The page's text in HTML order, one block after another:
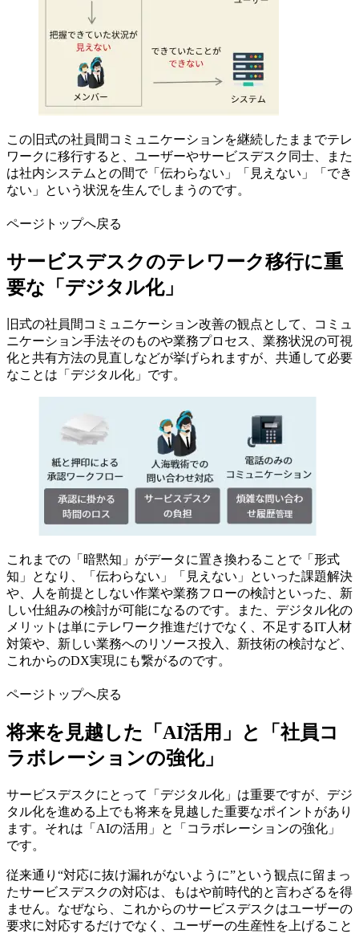
この旧式の社員間コミュニケーションを継続したままでテレ
ワークに移行すると、ユーザーやサービスデスク同士、また
は社内システムとの間で「伝わらない」「見えない」「でき
ない」という状況を生んでしまうのです。
ページトップへ戻る
サービスデスクのテレワーク移行に重
要な「デジタル化」
旧式の社員間コミュニケーション改善の観点として、コミュ
ニケーション手法そのものや業務プロセス、業務状況の可視
化と共有方法の見直しなどが挙げられますが、共通して必要
なことは「デジタル化」です。
これまでの「暗黙知」がデータに置き換わることで「形式
知」となり、「伝わらない」「見えない」といった課題解決
や、人を前提としない作業や業務フローの検討といった、新
しい仕組みの検討が可能になるのです。また、デジタル化の
メリットは単にテレワーク推進だけでなく、不足するIT人材
対策や、新しい業務へのリソース投入、新技術の検討など、
これからのDX実現にも繋がるのです。
ページトップへ戻る
将来を見越した「AI活用」と「社員コ
ラボレーションの強化」
サービスデスクにとって「デジタル化」は重要ですが、デジ
タル化を進める上でも将来を見越した重要なポイントがあり
ます。それは「AIの活用」と「コラボレーションの強化」
です。
従来通り“対応に抜け漏れがないように”という観点に留まっ
たサービスデスクの対応は、もはや前時代的と言わざるを得
ません。なぜなら、これからのサービスデスクはユーザーの
要求に対応するだけでなく、ユーザーの生産性を上げること